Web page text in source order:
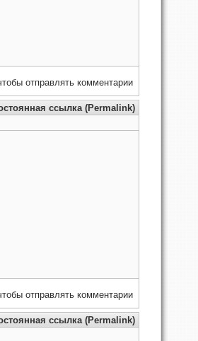
отправлять комментарии
ссылка (Permalink)
отправлять комментарии
ссылка (Permalink)